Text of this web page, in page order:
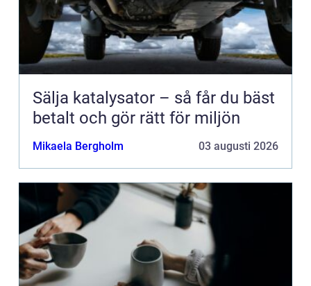
Sälja katalysator – så får du bäst
betalt och gör rätt för miljön
Mikaela Bergholm 03 augusti 2026